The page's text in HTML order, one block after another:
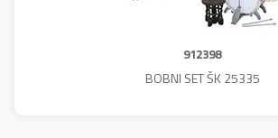
912398
BOBNI SET ŠK 25335